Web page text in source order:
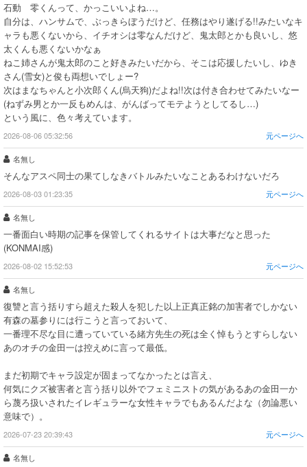
石動 零くんって、かっこいいよね…。
自分は、ハンサムで、ぶっきらぼうだけど、任務はやり遂げる!!みたいなキ
ャラも悪くないから、イチオシは零なんだけど、鬼太郎とかも良いし、悠
太くんも悪くないかなぁ
ねこ姉さんが鬼太郎のこと好きみたいだから、そこは応援したいし、ゆき
さん(雪女)と俊も両想いでしょー?
次はまなちゃんと小次郎くん(烏天狗)だよね!!次は付き合わせてみたいなー
(ねずみ男とか一反もめんは、がんばってモテようとしてるし…)
という風に、色々考えています。
2026-08-06 05:32:56 元ページへ
名無し
そんなアスペ同士の果てしなきバトルみたいなことあるわけないだろ
2026-08-03 01:23:35 元ページへ
名無し
一番面白い時期の記事を保管してくれるサイトは大事だなと思った
(KONMAI感)
2026-08-02 15:52:53 元ページへ
名無し
復讐と言う括りすら超えた殺人を犯した以上正真正銘の加害者でしかない
有森の墓参りには行こうと言っておいて、
一番理不尽な目に遭っていている緒方先生の死は全く悼もうとすらしない
あのオチの金田一は控えめに言って最低。
まだ初期でキャラ設定が固まってなかったとは言え、
何気にクズ被害者と言う括り以外でフェミニストの気があるあの金田一か
ら蔑ろ扱いされたイレギュラーな女性キャラでもあるんだよな（勿論悪い
意味で）。
2026-07-23 20:39:43 元ページへ
名無し